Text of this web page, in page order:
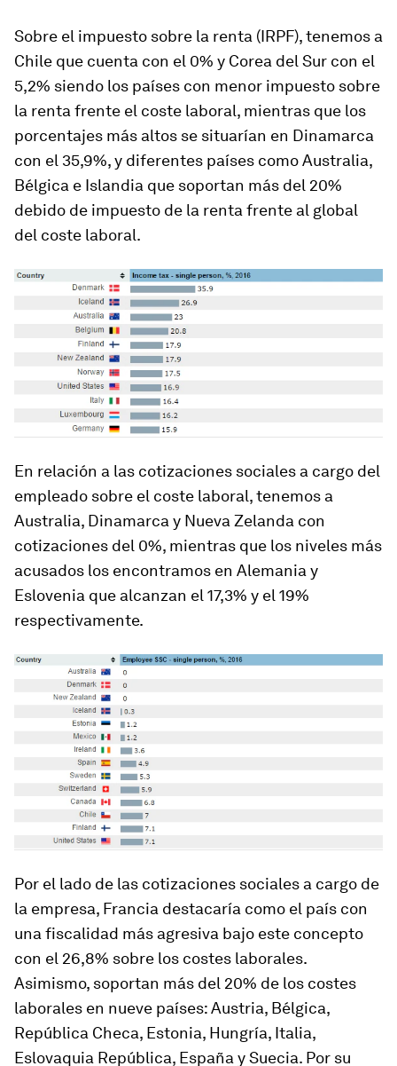
Sobre el impuesto sobre la renta (IRPF), tenemos a
Chile que cuenta con el 0% y Corea del Sur con el
5,2% siendo los países con menor impuesto sobre
la renta frente el coste laboral, mientras que los
porcentajes más altos se situarían en Dinamarca
con el 35,9%, y diferentes países como Australia,
Bélgica e Islandia que soportan más del 20%
debido de impuesto de la renta frente al global
del coste laboral.
En relación a las cotizaciones sociales a cargo del
empleado sobre el coste laboral, tenemos a
Australia, Dinamarca y Nueva Zelanda con
cotizaciones del 0%, mientras que los niveles más
acusados los encontramos en Alemania y
Eslovenia que alcanzan el 17,3% y el 19%
respectivamente.
Por el lado de las cotizaciones sociales a cargo de
la empresa, Francia destacaría como el país con
una fiscalidad más agresiva bajo este concepto
con el 26,8% sobre los costes laborales.
Asimismo, soportan más del 20% de los costes
laborales en nueve países: Austria, Bélgica,
República Checa, Estonia, Hungría, Italia,
Eslovaquia República, España y Suecia. Por su